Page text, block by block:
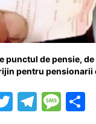
punctul de pensie, de
pentru pensionarii
T
T
M